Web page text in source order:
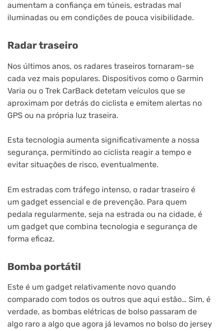
aumentam a confiança em túneis, estradas mal
iluminadas ou em condições de pouca visibilidade.
Radar traseiro
Nos últimos anos, os radares traseiros tornaram-se
cada vez mais populares. Dispositivos como o Garmin
Varia ou o Trek CarBack detetam veículos que se
aproximam por detrás do ciclista e emitem alertas no
GPS ou na própria luz traseira.
Esta tecnologia aumenta significativamente a nossa
segurança, permitindo ao ciclista reagir a tempo e
evitar situações de risco, eventualmente.
Em estradas com tráfego intenso, o radar traseiro é
um gadget essencial e de prevenção. Para quem
pedala regularmente, seja na estrada ou na cidade, é
um gadget que combina tecnologia e segurança de
forma eficaz.
Bomba portátil
Este é um gadget relativamente novo quando
comparado com todos os outros que aqui estão… Sim, é
verdade, as bombas elétricas de bolso passaram de
algo raro a algo que agora já levamos no bolso do jersey